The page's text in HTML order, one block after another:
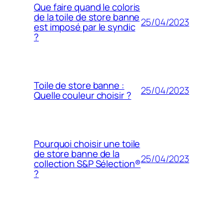
Que faire quand le coloris
de la toile de store banne
est imposé par le syndic
?
25/04/2023
Toile de store banne :
Quelle couleur choisir ? 25/04/2023
Pourquoi choisir une toile
de store banne de la
collection S&P Sélection®
?
25/04/2023